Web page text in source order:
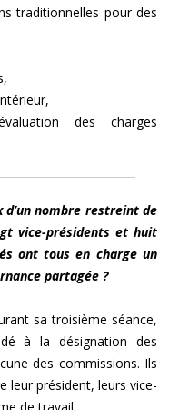
traditionnelles pour des
des charges
d’un nombre restreint de
vice-présidents et huit
ont tous en charge un
partagée ?
sa troisième séance,
à la désignation des
des commissions. Ils
leur président, leurs vice-